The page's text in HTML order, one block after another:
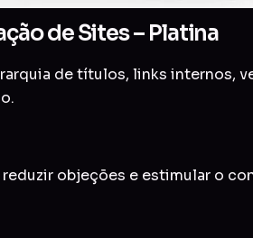
de Sites – Platina
de títulos, links internos,
objeções e estimular o